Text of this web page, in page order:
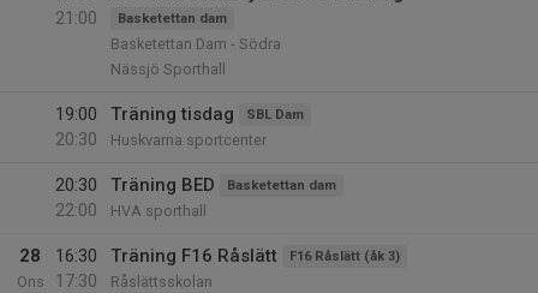
21:00
Basketettan dam
Basketettan Dam - Södra
Nässjö Sporthall
19:00
20:30
Träning tisdag SBL Dam
Huskvarna sportcenter
20:30
22:00
Träning BED Basketettan dam
HVA sporthall
28
Ons
16:30
17:30
Träning F16 Råslätt F16 Råslätt (åk 3)
Råslättsskolan